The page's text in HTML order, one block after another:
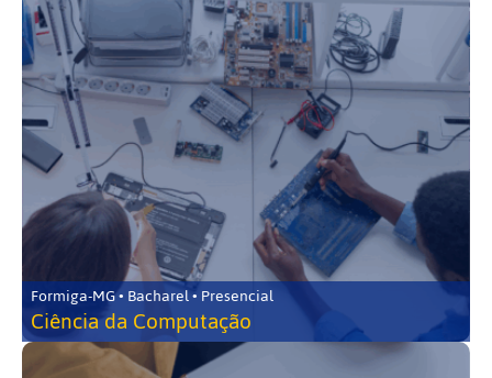
Formiga-MG • Bacharel • Presencial
Ciência da Computação